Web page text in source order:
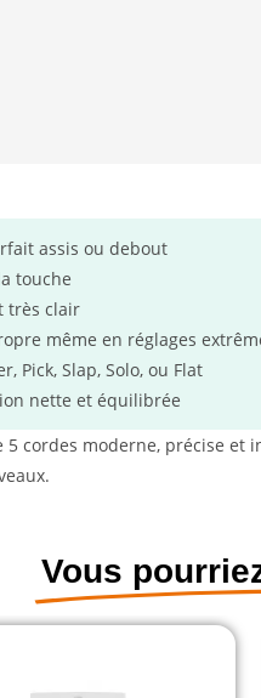
assis ou debout
touche
très clair
même en réglages
Pick, Slap, Solo, ou Flat
nette et équilibrée
5 cordes moderne, précise et
Vous